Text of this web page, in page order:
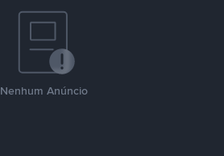
Nenhum Anúncio